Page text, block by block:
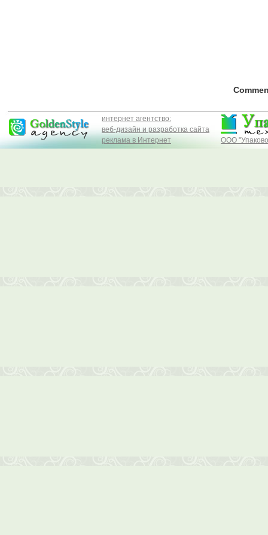
интернет агентство:
веб-дизайн и разработка сайта
реклама в Интернет
ООО